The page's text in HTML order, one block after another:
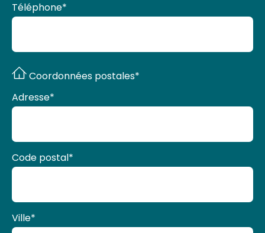
Téléphone*
Coordonnées postales*
Adresse*
Code postal*
Ville*